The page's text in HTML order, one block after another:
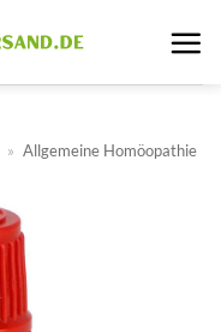
» Allgemeine Homöopathie